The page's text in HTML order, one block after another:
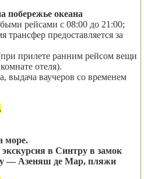
побережье океана
рейсами с 08:00 до 21:00;
предоставляется за
прилете ранним рейсом вещи
отеля).
выдача ваучеров со временем
море.
в Синтру в замок
— Азеняш де Мар, пляжи